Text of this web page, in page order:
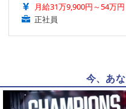
月給31万9,900円～54万円
正社員
今、あ